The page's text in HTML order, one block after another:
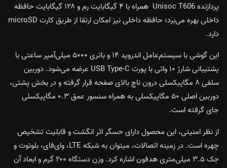
پردازنده Unisoc T606 همراه با ۴ گیگابایت رم و ۱۲۸ گیگابایت حافظه
داخلی بهره می‌برد؛ حافظه‌ داخلی نیز امکان ارتقا از طریق کارت microSD
دارد.
این گوشی با سیستم‌عامل اندروید ۱۴ و باتری ۵۰۰۰ میلی‌آمپر ساعتی با
پشتیبانی شارژ ۱۰ واتی با پورت USB Type-C عرضه می‌شود. دوربین
سلفی ۸ مگاپیکسلی درون ناچ بالای صفحه قرار گرفته و در بخش پشتی،
دوربین اصلی ۵۰ مگاپیکسلی به همراه سنسور عمق ۰.۳ مگاپیکسلی
جای گرفته است.
از نظر امنیتی، این محصول دارای حسگر اثر انگشت و قابلیت تشخیص
چهره است. در زمینه اتصالات، میتوان به شبکه LTE، وای‌فای، بلوتوث و
جک ۳.۵ میلی‌متری هدفون اشاره کرد. وزن دستگاه ۲۰۰ گرم و ابعاد آن